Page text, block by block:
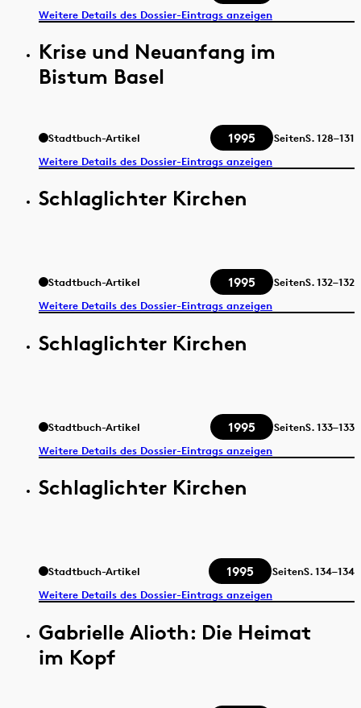
Weitere Details des Dossier-Eintrags anzeigen
Krise und Neuanfang im
Bistum Basel
Stadtbuch-Artikel 1995 SeitenS.128–131
Weitere Details des Dossier-Eintrags anzeigen
Schlaglichter Kirchen
Stadtbuch-Artikel 1995 SeitenS.132–132
Weitere Details des Dossier-Eintrags anzeigen
Schlaglichter Kirchen
Stadtbuch-Artikel 1995 SeitenS.133–133
Weitere Details des Dossier-Eintrags anzeigen
Schlaglichter Kirchen
Stadtbuch-Artikel 1995 SeitenS.134–134
Weitere Details des Dossier-Eintrags anzeigen
Gabrielle Alioth: Die Heimat
im Kopf